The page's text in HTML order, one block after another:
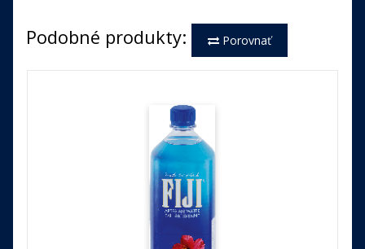
Podobné produkty: Porovnať